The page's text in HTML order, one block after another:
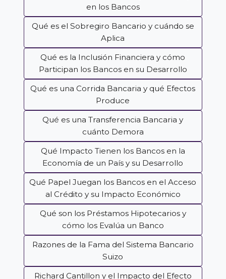
en los Bancos
Qué es el Sobregiro Bancario y cuándo se
Aplica
Qué es la Inclusión Financiera y cómo
Participan los Bancos en su Desarrollo
Qué es una Corrida Bancaria y qué Efectos
Produce
Qué es una Transferencia Bancaria y
cuánto Demora
Qué Impacto Tienen los Bancos en la
Economía de un País y su Desarrollo
Qué Papel Juegan los Bancos en el Acceso
al Crédito y su Impacto Económico
Qué son los Préstamos Hipotecarios y
cómo los Evalúa un Banco
Razones de la Fama del Sistema Bancario
Suizo
Richard Cantillon y el Impacto del Efecto